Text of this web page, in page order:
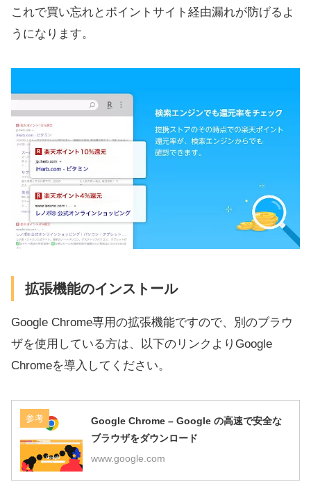
これで買い忘れとポイントサイト経由漏れが防げるよ
うになります。
拡張機能のインストール
Google Chrome専用の拡張機能ですので、別のブラウ
ザを使用している方は、以下のリンクよりGoogle
Chromeを導入してください。
参考
Google Chrome – Google の高速で安全な
ブラウザをダウンロード
www.google.com